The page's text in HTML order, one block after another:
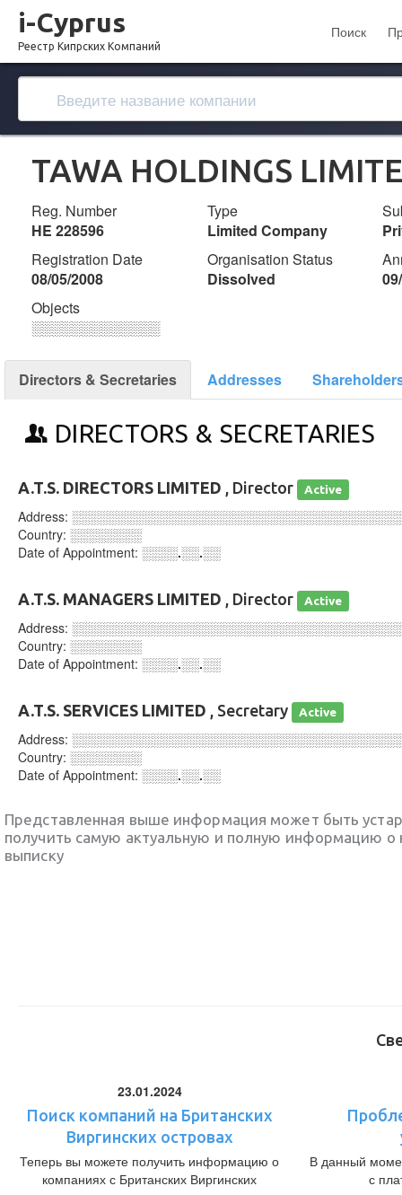
i-Cyprus
Реестр Кипрских Компаний
Поиск
TAWA HOLDINGS
Reg. Number
ΗΕ 228596
Type
Limited Company
Registration Date
08/05/2008
Organisation Status
Dissolved
Objects
░░░░░░░░░░░░░
Directors & Secretaries Addresses
DIRECTORS & SECRETARIES
A.T.S. DIRECTORS LIMITED , Director Active
Address:
Country: ░░░░░░░░
Date of Appointment: ░░░░.░░.░░
A.T.S. MANAGERS LIMITED , Director Active
Address:
Country: ░░░░░░░░
Date of Appointment: ░░░░.░░.░░
A.T.S. SERVICES LIMITED , Secretary Active
Address:
Country: ░░░░░░░░
Date of Appointment: ░░░░.░░.░░
Представленная выше информация может быть
получить самую актуальную и полную информацию о
выписку
23.01.2024
Поиск компаний на Британских
Виргинских островах
Теперь вы можете получить информацию о
компаниях с Британских Виргинских
В данный
с